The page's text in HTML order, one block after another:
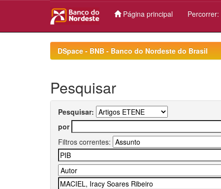
Página principal Percorrer:
DSpace - BNB - Banco do Nordeste do Brasil
Pesquisar
Pesquisar:
por
Filtros correntes: